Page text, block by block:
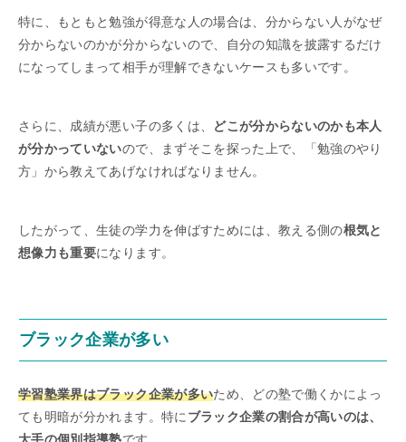
特に、もともと勉強が得意な人の場合は、分からない人がなぜ
分からないのかが分からないので、自分の知識を披露するだけ
になってしまって相手が理解できないケースも多いです。
さらに、成績が悪い子の多くは、
どこが分からないのかも本人
が分かっていないので、まずそこを探った上で、「勉強のやり
方」から教えてあげなければなりません。
したがって、生徒の学力を伸ばすためには、教える側の根気と
想像力も重要になります。
ブラック企業が多い
学習塾業界はブラック企業が多いため、どの塾で働くかによっ
ても明暗が分かれます。特にブラック企業の割合が高いのは、